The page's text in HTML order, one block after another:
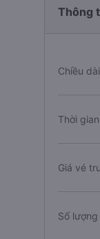
Thông
Chiều
Thời
Giá vé
Số